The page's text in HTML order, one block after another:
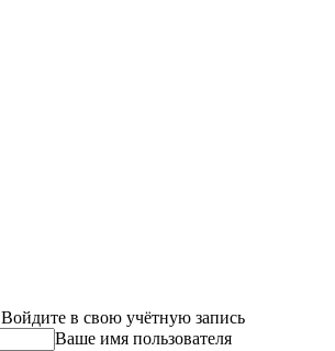
в свою учётную запись
Ваше имя пользователя